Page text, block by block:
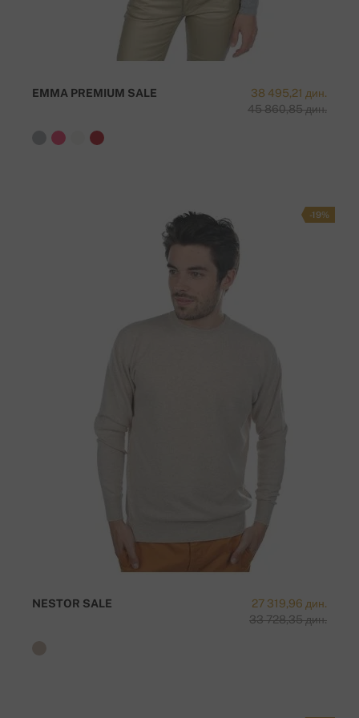
38 495,21 дин.
45 860,85 дин.
EMMA PREMIUM SALE
-19%
27 319,96 дин.
33 728,35 дин.
NESTOR SALE